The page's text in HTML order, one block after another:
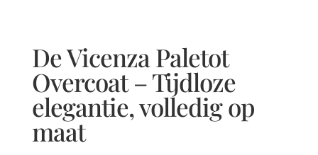
De Vicenza Paletot
Overcoat – Tijdloze
elegantie, volledig op
maat